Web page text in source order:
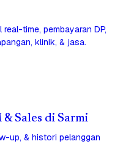
time, pembayaran DP,
klinik, & jasa.
Sales di Sarmi
up, & histori pelanggan